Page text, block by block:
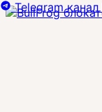
Telegram канал